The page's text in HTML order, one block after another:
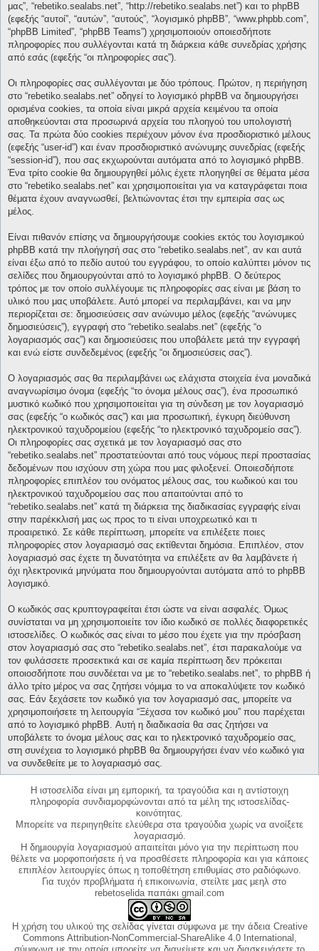
μας”, “rebetiko.sealabs.net”, “http://rebetiko.sealabs.net”) και το phpBB
(εφεξής “αυτοί”, “αυτών”, “αυτούς”, “λογισμικό phpBB”, “www.phpbb.com”,
“phpBB Limited”, “phpBB Teams”) χρησιμοποιούν οποιεσδήποτε
πληροφορίες που συλλέγονται κατά τη διάρκεια κάθε συνεδρίας χρήσης
από εσάς (εφεξής “οι πληροφορίες σας”).
Οι πληροφορίες σας συλλέγονται με δύο τρόπους. Πρώτον, η περιήγηση
στο “rebetiko.sealabs.net” οδηγεί το λογισμικό phpBB να δημιουργήσει
ορισμένα cookies, τα οποία είναι μικρά αρχεία κειμένου τα οποία
αποθηκεύονται στα προσωρινά αρχεία του πλοηγού του υπολογιστή
σας. Τα πρώτα δύο cookies περιέχουν μόνον ένα προσδιοριστικό μέλους
(εφεξής “user-id”) και έναν προσδιοριστικό ανώνυμης συνεδρίας (εφεξής
“session-id”), που σας εκχωρούνται αυτόματα από το λογισμικό phpBB.
Ένα τρίτο cookie θα δημιουργηθεί μόλις έχετε πλοηγηθεί σε θέματα μέσα
στο “rebetiko.sealabs.net” και χρησιμοποιείται για να καταγράφεται ποια
θέματα έχουν αναγνωσθεί, βελτιώνοντας έτσι την εμπειρία σας ως
μέλος.
Είναι πιθανόν επίσης να δημιουργήσουμε cookies εκτός του λογισμικού
phpBB κατά την πλοήγησή σας στο “rebetiko.sealabs.net”, αν και αυτά
είναι έξω από το πεδίο αυτού του εγγράφου, το οποίο καλύπτει μόνον τις
σελίδες που δημιουργούνται από το λογισμικό phpBB. Ο δεύτερος
τρόπος με τον οποίο συλλέγουμε τις πληροφορίες σας είναι με βάση το
υλικό που μας υποβάλετε. Αυτό μπορεί να περιλαμβάνει, και να μην
περιορίζεται σε: δημοσιεύσεις σαν ανώνυμο μέλος (εφεξής “ανώνυμες
δημοσιεύσεις”), εγγραφή στο “rebetiko.sealabs.net” (εφεξής “ο
λογαριασμός σας”) και δημοσιεύσεις που υποβάλετε μετά την εγγραφή
και ενώ είστε συνδεδεμένος (εφεξής “οι δημοσιεύσεις σας”).
Ο λογαριασμός σας θα περιλαμβάνει ως ελάχιστα στοιχεία ένα μοναδικά
αναγνωρίσιμο όνομα (εφεξής “το όνομα μέλους σας”), ένα προσωπικό
μυστικό κωδικό που χρησιμοποιείται για τη σύνδεση με τον λογαριασμό
σας (εφεξής “ο κωδικός σας”) και μια προσωπική, έγκυρη διεύθυνση
ηλεκτρονικού ταχυδρομείου (εφεξής “το ηλεκτρονικό ταχυδρομείο σας”).
Οι πληροφορίες σας σχετικά με τον λογαριασμό σας στο
“rebetiko.sealabs.net” προστατεύονται από τους νόμους περί προστασίας
δεδομένων που ισχύουν στη χώρα που μας φιλοξενεί. Οποιεσδήποτε
πληροφορίες επιπλέον του ονόματος μέλους σας, του κωδικού και του
ηλεκτρονικού ταχυδρομείου σας που απαιτούνται από το
“rebetiko.sealabs.net” κατά τη διάρκεια της διαδικασίας εγγραφής είναι
στην παρέκκλισή μας ως προς το τι είναι υποχρεωτικό και τι
προαιρετικό. Σε κάθε περίπτωση, μπορείτε να επιλέξετε ποιες
πληροφορίες στον λογαριασμό σας εκτίθενται δημόσια. Επιπλέον, στον
λογαριασμό σας έχετε τη δυνατότητα να επιλέξετε αν θα λαμβάνετε ή
όχι ηλεκτρονικά μηνύματα που δημιουργούνται αυτόματα από το phpBB
λογισμικό.
Ο κωδικός σας κρυπτογραφείται έτσι ώστε να είναι ασφαλές. Όμως
συνίσταται να μη χρησιμοποιείτε τον ίδιο κωδικό σε πολλές διαφορετικές
ιστοσελίδες. Ο κωδικός σας είναι το μέσο που έχετε για την πρόσβαση
στον λογαριασμό σας στο “rebetiko.sealabs.net”, έτσι παρακαλούμε να
τον φυλάσσετε προσεκτικά και σε καμία περίπτωση δεν πρόκειται
οποιοσδήποτε που συνδέεται να με το “rebetiko.sealabs.net”, το phpBB ή
άλλο τρίτο μέρος να σας ζητήσει νόμιμα το να αποκαλύψετε τον κωδικό
σας. Εάν ξεχάσετε τον κωδικό για τον λογαριασμό σας, μπορείτε να
χρησιμοποιήσετε τη λειτουργία “Ξέχασα τον κωδικό μου” που παρέχεται
από το λογισμικό phpBB. Αυτή η διαδικασία θα σας ζητήσει να
υποβάλετε το όνομα μέλους σας και το ηλεκτρονικό ταχυδρομείο σας,
στη συνέχεια το λογισμικό phpBB θα δημιουργήσει έναν νέο κωδικό για
να συνδεθείτε με το λογαριασμό σας.
Η ιστοσελίδα είναι μη εμπορική, τα τραγούδια και η αντίστοιχη
πληροφορία συνδιαμορφώνονται από τα μέλη της ιστοσελίδας-
κοινότητας.
Μπορείτε να περιηγηθείτε ελεύθερα στα τραγούδια χωρίς να ανοίξετε
λογαριασμό.
Η δημιουργία λογαριασμού απαιτείται μόνο για την περίπτωση που
θέλετε να μορφοποιήσετε ή να προσθέσετε πληροφορία και για κάποιες
επιπλέον λειτουργίες όπως η τοποθέτηση επιθυμίας στο ραδιόφωνο.
Για τυχόν προβλήματα ή επικοινωνία, στείλτε μας μεηλ στο
rebetoselida παπάκι gmail.com
Η χρήση του υλικού της σελίδας γίνεται σύμφωνα με την άδεια Creative
Commons Attribution-NonCommercial-ShareAlike 4.0 International,